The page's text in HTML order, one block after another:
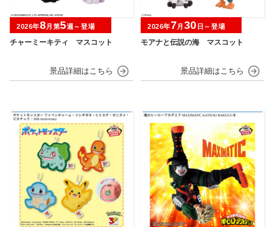
チャーミーキティ マスコット
2026年8月第5週～登場
モアナと伝説の海 マスコット
2026年7月 30 日～登場